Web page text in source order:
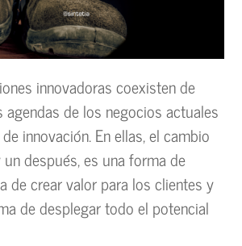
innovadoras coexisten de
de los negocios actuales
innovación. En ellas, el cambio
después, es una forma de
de crear valor para los clientes y
de desplegar todo el potencial